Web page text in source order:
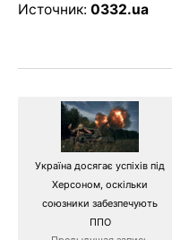
Источник: 0332.ua
Україна досягає успіхів під
Херсоном, оскільки
союзники забезпечують
ППО